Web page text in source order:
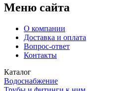
Меню сайта
О компании
Доставка и оплата
Вопрос-ответ
Контакты
Каталог
Водоснабжение